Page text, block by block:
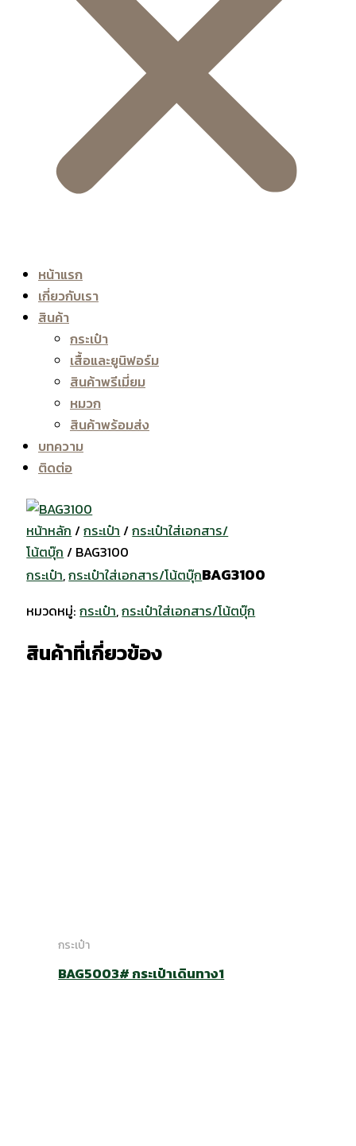
หน้าแรก
เกี่ยวกับเรา
สินค้า
กระเป๋า
เสื้อและยูนิฟอร์ม
สินค้าพรีเมี่ยม
หมวก
สินค้าพร้อมส่ง
บทความ
ติดต่อ
หน้าหลัก /กระเป๋า /กระเป๋าใส่เอกสาร/
โน้ตบุ๊ก / BAG3100
กระเป๋า,กระเป๋าใส่เอกสาร/โน้ตบุ๊กBAG3100
หมวดหมู่:กระเป๋า,กระเป๋าใส่เอกสาร/โน้ตบุ๊ก
สินค้าที่เกี่ยวข้อง
กระเป๋า
BAG5003# กระเป๋าเดินทาง1